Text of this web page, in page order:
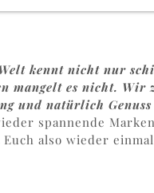
kennt nicht nur
mangelt es nicht. Wir
und natürlich
spannende
also wieder